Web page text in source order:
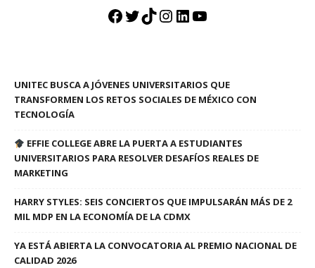
Facebook
Twitter
TikTok
Instagram
LinkedIn
YouTube
UNITEC BUSCA A JÓVENES UNIVERSITARIOS QUE
TRANSFORMEN LOS RETOS SOCIALES DE MÉXICO CON
TECNOLOGÍA
EFFIE COLLEGE ABRE LA PUERTA A ESTUDIANTES
UNIVERSITARIOS PARA RESOLVER DESAFÍOS REALES DE
MARKETING
HARRY STYLES: SEIS CONCIERTOS QUE IMPULSARÁN MÁS DE 2
MIL MDP EN LA ECONOMÍA DE LA CDMX
YA ESTÁ ABIERTA LA CONVOCATORIA AL PREMIO NACIONAL DE
CALIDAD 2026